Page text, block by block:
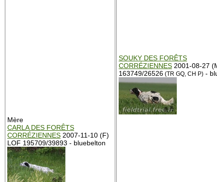
Mère
CARLA DES FORÊTS
CORRÉZIENNES 2007-11-10 (F)
LOF 195709/39893 - bluebelton
SOUKY DES FORÊTS
CORRÉZIENNES 2001-08-27
163749/26526 (TR GQ, CH P) -